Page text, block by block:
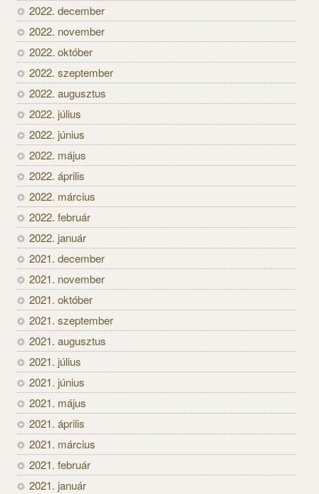
2022. december
2022. november
2022. október
2022. szeptember
2022. augusztus
2022. július
2022. június
2022. május
2022. április
2022. március
2022. február
2022. január
2021. december
2021. november
2021. október
2021. szeptember
2021. augusztus
2021. július
2021. június
2021. május
2021. április
2021. március
2021. február
2021. január